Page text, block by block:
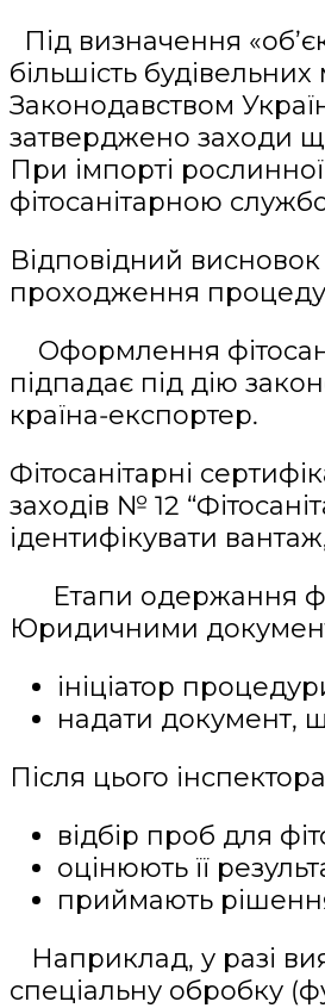
Під визначення
більшість
Законодавством
затверджено заходи
При імпорті
фітосанітарною
Відповідний висновок
проходження
Оформлення
підпадає під дію
країна-експортер.
Фітосанітарні
заходів № 12
ідентифікувати
Етапи одержання
Юридичними
ініціатор
надати документ,
Після цього
відбір проб для
оцінюють її
приймають
Наприклад, у разі
спеціальну обробку